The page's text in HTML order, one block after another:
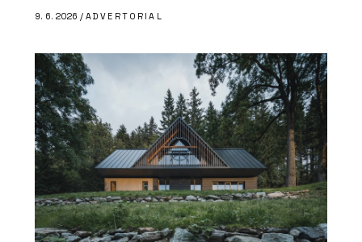
9. 6. 2026 / ADVERTORIAL